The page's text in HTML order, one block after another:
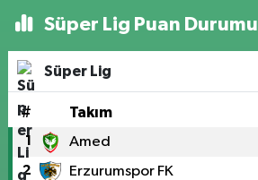
Süper Lig Puan Durumu
Süper Lig
# Takım
1 Amed
2 Erzurumspor FK